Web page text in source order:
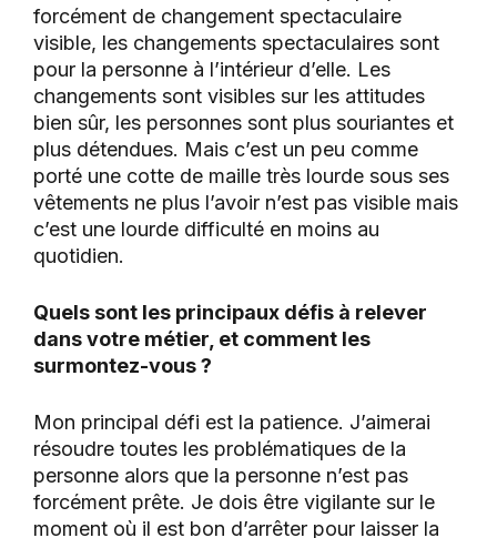
forcément de changement spectaculaire
visible, les changements spectaculaires sont
pour la personne à l’intérieur d’elle. Les
changements sont visibles sur les attitudes
bien sûr, les personnes sont plus souriantes et
plus détendues. Mais c’est un peu comme
porté une cotte de maille très lourde sous ses
vêtements ne plus l’avoir n’est pas visible mais
c’est une lourde difficulté en moins au
quotidien.
Quels sont les principaux défis à relever
dans votre métier, et comment les
surmontez-vous ?
Mon principal défi est la patience. J’aimerai
résoudre toutes les problématiques de la
personne alors que la personne n’est pas
forcément prête. Je dois être vigilante sur le
moment où il est bon d’arrêter pour laisser la